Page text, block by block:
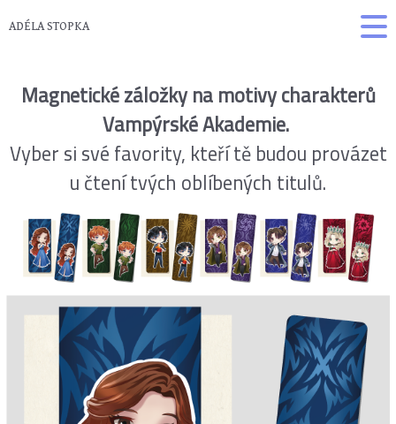
ADÉLA STOPKA
Magnetické záložky na motivy charakterů
Vampýrské Akademie.
Vyber si své favority, kteří tě budou provázet
u čtení tvých oblíbených titulů.